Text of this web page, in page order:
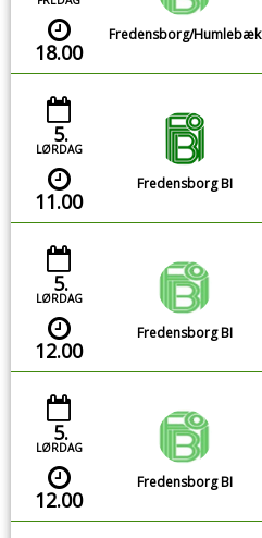
18.00
Fredensborg/Humlebæk
5.
LØRDAG
11.00
Fredensborg BI
5.
LØRDAG
12.00
Fredensborg BI
5.
LØRDAG
12.00
Fredensborg BI